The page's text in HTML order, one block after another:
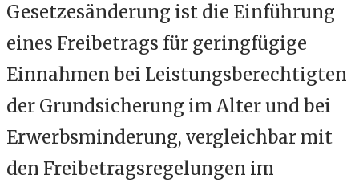
Gesetzesänderung ist die Einführung
eines Freibetrags für geringfügige
Einnahmen bei Leistungsberechtigten
der Grundsicherung im Alter und bei
Erwerbsminderung, vergleichbar mit
den Freibetragsregelungen im